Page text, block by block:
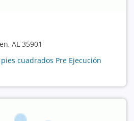
AL 35901
cuadrados Pre Ejecución